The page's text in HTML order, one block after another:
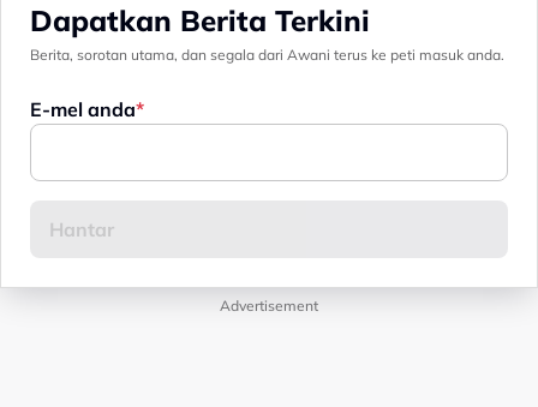
Dapatkan Berita Terkini
Berita, sorotan utama, dan segala dari Awani terus ke peti masuk anda.
E-mel anda
Advertisement